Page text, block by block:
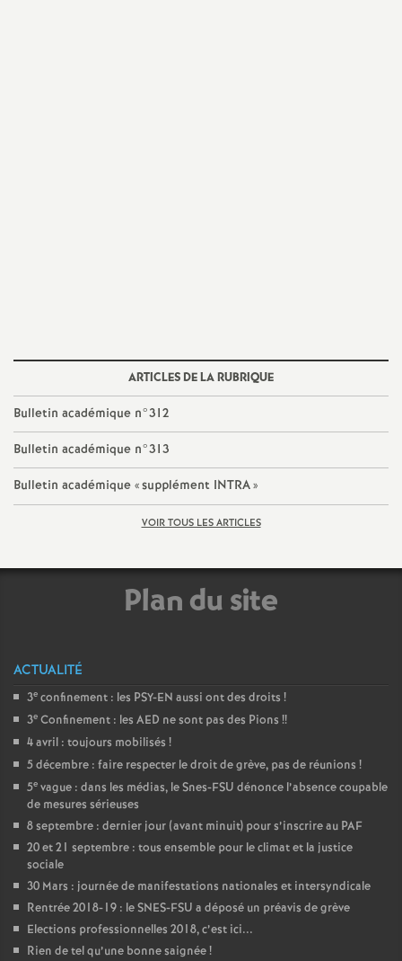
d
e
S
e
c
d
e
g
r
é
ARTICLES DE LA RUBRIQUE
Bulletin académique n°312
Bulletin académique n°313
Bulletin académique «supplément INTRA»
VOIR TOUS LES ARTICLES
Plan du site
ACTUALITÉ
3e confinement : les PSY-EN aussi ont des droits !
3e Confinement : les AED ne sont pas des Pions !!
4 avril : toujours mobilisés !
5 décembre : faire respecter le droit de grève, pas de réunions !
5e vague : dans les médias, le Snes-FSU dénonce l’absence coupable
de mesures sérieuses
8 septembre : dernier jour (avant minuit) pour s’inscrire au PAF
20 et 21 septembre : tous ensemble pour le climat et la justice
sociale
30 Mars : journée de manifestations nationales et intersyndicale
Rentrée 2018-19 : le SNES-FSU a déposé un préavis de grève
Elections professionnelles 2018, c’est ici...
Rien de tel qu’une bonne saignée!